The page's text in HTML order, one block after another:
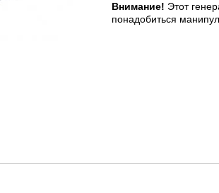
Внимание! Этот
понадобиться